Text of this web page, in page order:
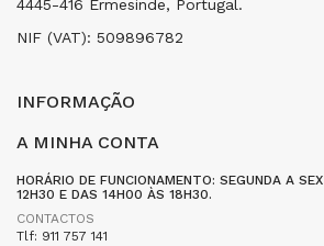
4445-416 Ermesinde, Portugal.
NIF (VAT): 509896782
INFORMAÇÃO
A MINHA CONTA
HORÁRIO DE FUNCIONAMENTO: SEGUNDA A
12H30 E DAS 14H00 ÀS 18H30.
CONTACTOS
Tlf: 911 757 141